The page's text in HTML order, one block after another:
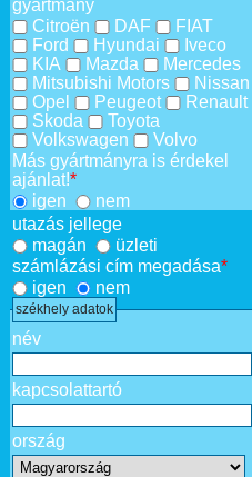
gyártmány
Citroën
DAF
FIAT
Ford
Hyundai
Iveco
KIA
Mazda
Mercedes
Mitsubishi Motors
Nissan
Opel
Peugeot
Renault
Skoda
Toyota
Volkswagen
Volvo
Más gyártmányra is érdekel
ajánlat!*
igen
nem
utazás jellege
magán
üzleti
számlázási cím megadása*
igen
nem
székhely adatok
név
kapcsolattartó
ország